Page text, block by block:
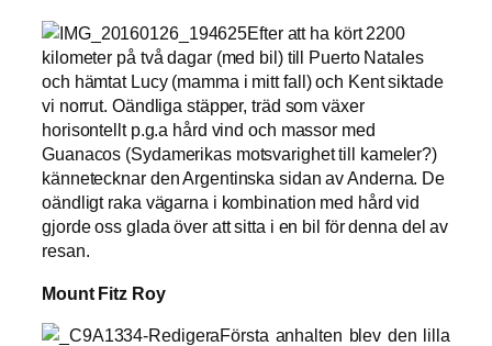
Efter att ha kört 2200
kilometer på två dagar (med bil) till Puerto Natales
och hämtat Lucy (mamma i mitt fall) och Kent siktade
vi norrut. Oändliga stäpper, träd som växer
horisontellt p.g.a hård vind och massor med
Guanacos (Sydamerikas motsvarighet till kameler?)
kännetecknar den Argentinska sidan av Anderna. De
oändligt raka vägarna i kombination med hård vid
gjorde oss glada över att sitta i en bil för denna del av
resan.
Mount Fitz Roy
Första anhalten blev den lilla